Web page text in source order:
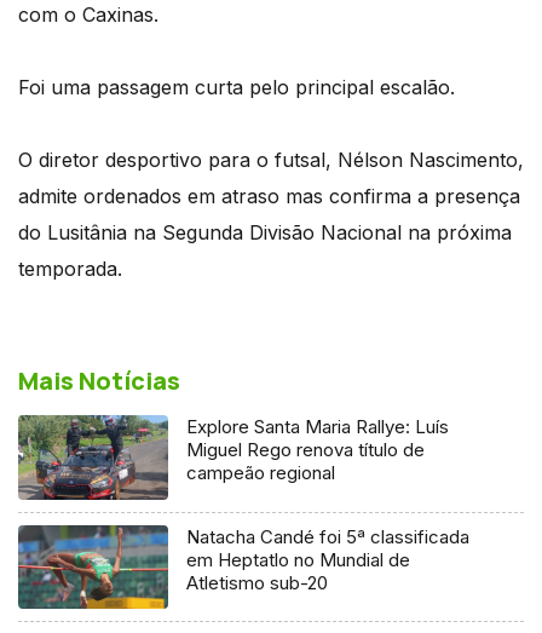
com o Caxinas.
Foi uma passagem curta pelo principal escalão.
O diretor desportivo para o futsal, Nélson Nascimento,
admite ordenados em atraso mas confirma a presença
do Lusitânia na Segunda Divisão Nacional na próxima
temporada.
Mais Notícias
Explore Santa Maria Rallye: Luís
Miguel Rego renova título de
campeão regional
Natacha Candé foi 5ª classificada
em Heptatlo no Mundial de
Atletismo sub-20